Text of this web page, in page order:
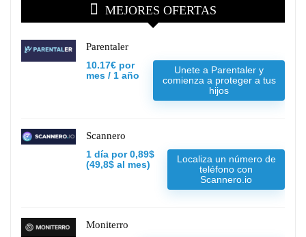
MEJORES OFERTAS
Parentaler
10.17€ por
mes / 1 año
Unete a Parentaler y
comienza a proteger a tus
hijos
Scannero
1 día por 0,89$
(49,8$ al mes)
Localiza un número de
teléfono con
Scannero.io
Moniterro